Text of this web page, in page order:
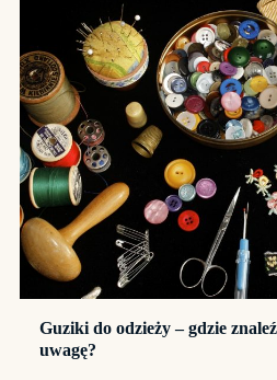
Guziki do odzieży – gdzie
uwagę?